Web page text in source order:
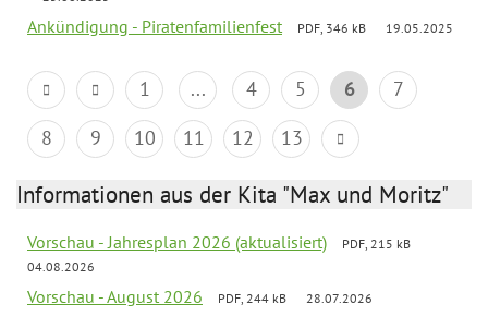
Ankündigung - Piratenfamilienfest PDF, 346 kB 19.05.2025
1 ... 4 5 6
7
8
9 10 11 12 13
Informationen aus der Kita "Max und Moritz"
Vorschau - Jahresplan 2026 (aktualisiert)
PDF, 215 kB
04.08.2026
Vorschau - August 2026 PDF, 244 kB 28.07.2026